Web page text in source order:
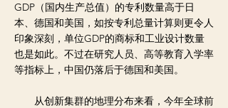
GDP（国内生产总值）的专利数量高于日
本、德国和美国，如按专利总量计算则更令人
印象深刻，单位GDP的商标和工业设计数量
也是如此。不过在研究人员、高等教育入学率
等指标上，中国仍落后于德国和美国。
从创新集群的地理分布来看，今年全球前